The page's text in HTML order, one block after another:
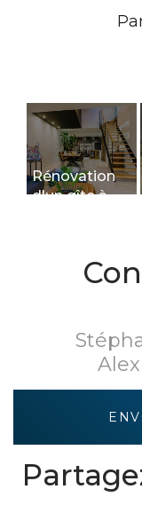
Rénovation
d'un gîte à
- LA GRANGE